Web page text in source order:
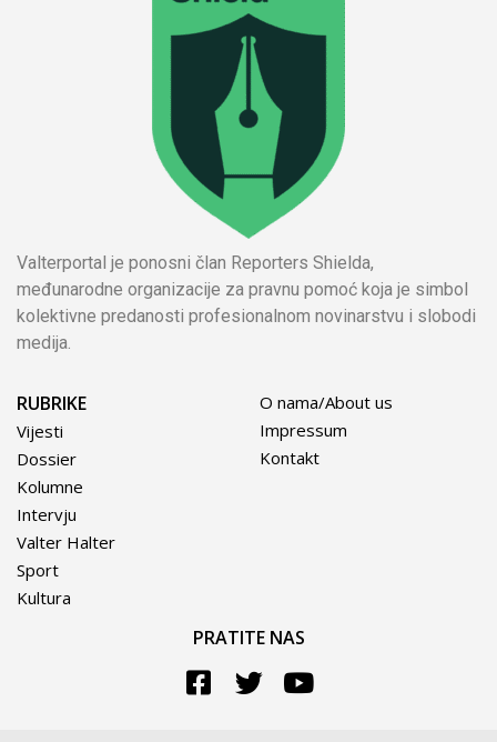
Valterportal je ponosni član Reporters Shielda,
međunarodne organizacije za pravnu pomoć koja je simbol
kolektivne predanosti profesionalnom novinarstvu i slobodi
medija.
RUBRIKE
Vijesti
Dossier
Kolumne
Intervju
Valter Halter
Sport
Kultura
O nama/About us
Impressum
Kontakt
PRATITE NAS